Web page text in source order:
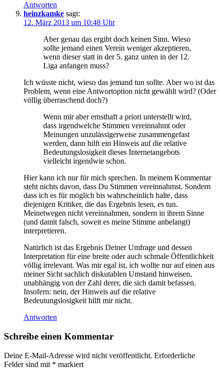
Antworten
heinzkamke sagt:
12. März 2013 um 10:48 Uhr
Aber genau das ergibt doch keinen Sinn. Wieso
sollte jemand einen Verein weniger akzeptieren,
wenn dieser statt in der 5. ganz unten in der 12.
Liga anfangen muss?
Ich wüsste nicht, wieso das jemand tun sollte. Aber wo ist das
Problem, wenn eine Antwortoption nicht gewählt wird? (Oder
völlig überraschend doch?)
Wenn mir aber ernsthaft a priori unterstellt wird,
dass irgendwelche Stimmen vereinnahmt oder
Meinungen unzulässigerweise zusammengefast
werden, dann hilft ein Hinweis auf die relative
Bedeutungslosigkeit dieses Internetangebots
vielleicht irgendwie schon.
Hier kann ich nur für mich sprechen. In meinem Kommentar
steht nichts davon, dass Du Stimmen vereinnahmst. Sondern
dass ich es für möglich bis wahrscheinlich halte, dass
diejenigen Kritiker, die das Ergebnis lesen, es tun.
Meinetwegen nicht vereinnahmen, sondern in ihrem Sinne
(und damit falsch, soweit es meine Stimme anbelangt)
interpretieren.
Natürlich ist das Ergebnis Deiner Umfrage und dessen
Interpretation für eine breite oder auch schmale Öffentlichkeit
völlig irrelevant. Was mir egal ist, ich wollte nur auf einen aus
meiner Sicht sachlich diskutablen Umstand hinweisen,
unabhängig von der Zahl derer, die sich damit befassen.
Insofern: nein, der Hinweis auf die relative
Bedeutungslosigkeit hilft mir nicht.
Antworten
Schreibe einen Kommentar
Deine E-Mail-Adresse wird nicht veröffentlicht. Erforderliche
Felder sind mit * markiert